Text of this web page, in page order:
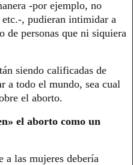
-por ejemplo, no
, pudieran intimidar a
de personas que ni siquiera
siendo calificadas de
a todo el mundo, sea cual
el aborto.
el aborto como un
las mujeres debería